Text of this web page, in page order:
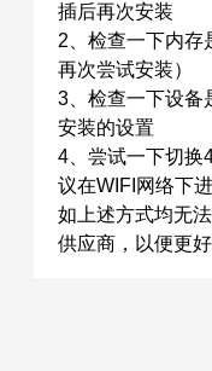
插后再次安装
2、检查一下内存
再次尝试安装）
3、检查一下设备
安装的设置
4、尝试一下切换
议在WIFI网络下进
如上述方式均无
供应商，以便更